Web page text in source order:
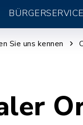
Sie uns kennen